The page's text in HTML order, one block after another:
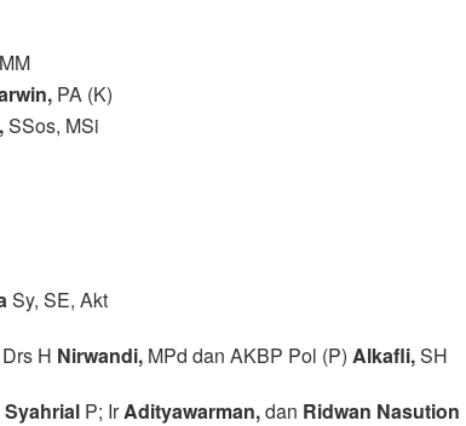
PA (K)
SSos, MSi
Sy, SE, Akt
H Nirwandi, MPd dan AKBP Pol (P) Alkafli,SH
Syahrial P; IrAdityawarman,dan Ridwan Nasution